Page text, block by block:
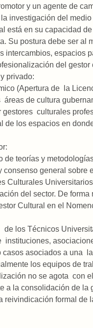
y un agente de
investigación del
está en su capacidad
Su postura debe ser
intercambios, espacios
del gestor
privado:
(Apertura de la
de cultura
gestores culturales
de los espacios en
de teorías y
general sobre
Culturales
del sector. De
Cultural en el
de los Técnicos
asociados a una
los equipos de
no se agota con
a la consolidación de
reivindicación formal de